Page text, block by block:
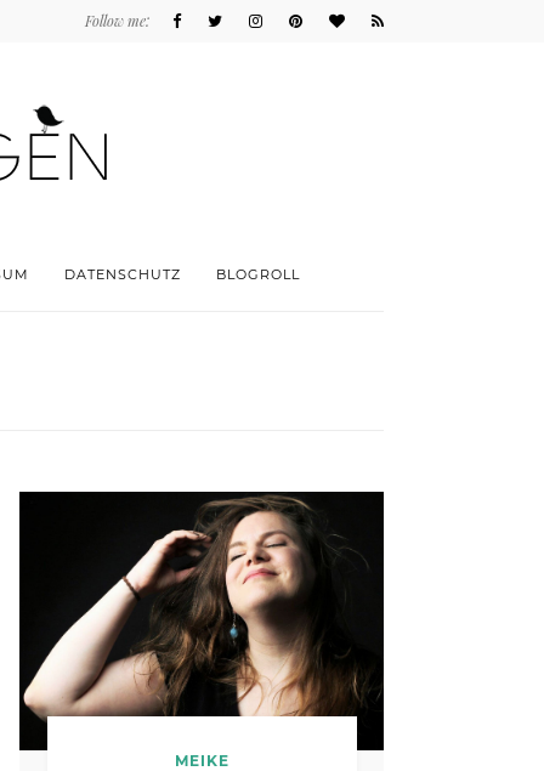
Follow me:
DATENSCHUTZ BLOGROLL
MEIKE